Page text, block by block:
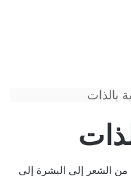
بالذات
من الشعر إلى البشرة إلى